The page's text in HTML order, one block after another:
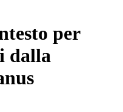
per
dalla